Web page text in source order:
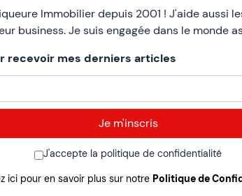
Immobilier depuis 2001 ! J'aide aussi
business. Je suis engagée dans le
recevoir mes derniers articles
J'accepte la politique de confidentialité
ici pour en savoir plus sur notre Politique de